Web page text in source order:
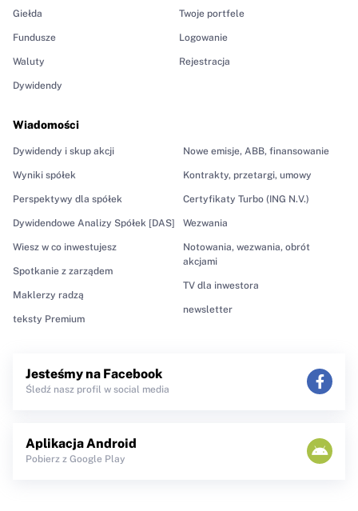
Giełda
Fundusze
Waluty
Dywidendy
Wiadomości
Dywidendy i skup akcji
Wyniki spółek
Perspektywy dla spółek
Dywidendowe Analizy Spółek [DAS]
Wiesz w co inwestujesz
Spotkanie z zarządem
Maklerzy radzą
teksty Premium
Nowe emisje, ABB, finansowanie
Kontrakty, przetargi, umowy
Certyfikaty Turbo (ING N.V.)
Wezwania
Notowania, wezwania, obrót
akcjami
TV dla inwestora
newsletter
Twoje portfele
Logowanie
Rejestracja
Jesteśmy na Facebook
Śledź nasz profil w social media
Aplikacja Android
Pobierz z Google Play